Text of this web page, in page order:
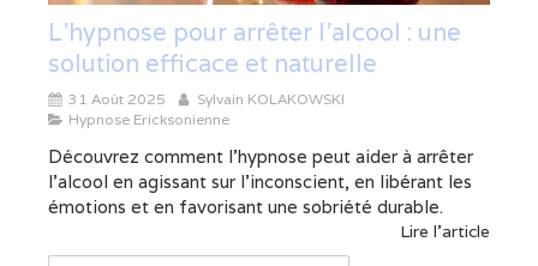
L’hypnose pour arrêter l’alcool : une
solution efficace et naturelle
31 Août 2025
Sylvain KOLAKOWSKI
Hypnose Ericksonienne
Découvrez comment l’hypnose peut aider à arrêter
l’alcool en agissant sur l’inconscient, en libérant les
émotions et en favorisant une sobriété durable.
Lire l'article